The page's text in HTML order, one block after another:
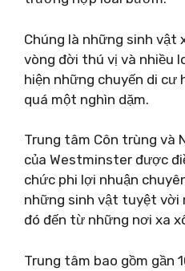
Chúng là những sinh vật
vòng đời thú vị và nhiều
hiện những chuyến di
quá một nghìn dặm.
Trung tâm Côn trùng và
của Westminster được
chức phi lợi nhuận
những sinh vật tuyệt vời
đó đến từ những nơi xa
Trung tâm bao gồm gần